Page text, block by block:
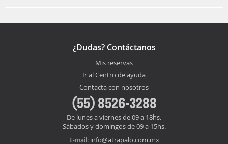
¿Dudas? Contáctanos
Mis reservas
Ir al Centro de ayuda
Contacta con nosotros
(55) 8526-3288
De lunes a viernes de 09 a 18hs.
Sábados y domingos de 09 a 15hs.
E-mail: info@atrapalo.com.mx